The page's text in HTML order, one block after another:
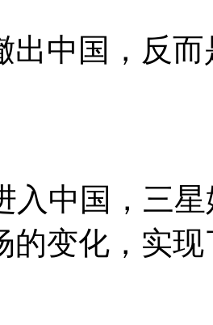
出中国，反
入中国，三
的变化，实